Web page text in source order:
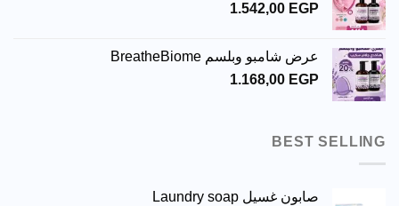
1.542,00 EGP
عرض شامبو وبلسم BreatheBiome
1.168,00 EGP
BEST SELLING
صابون غسيل Laundry soap